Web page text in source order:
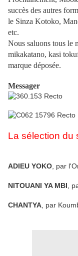
succès des autres
le Sinza Kotoko,
etc.
Nous saluons tous le
mikakatano, kasi
marque déposée.
Messager
La sélection du
ADIEU YOKO , par
NITOUANI YA MBI ,
CHANTYA , par